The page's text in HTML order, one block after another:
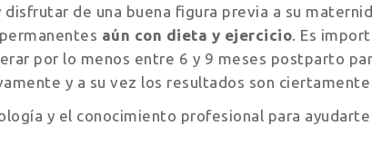
de una buena figura previa a su
aún con dieta y ejercicio. Es
por lo menos entre 6 y 9 meses postparto
y a su vez los resultados son
y el conocimiento profesional para